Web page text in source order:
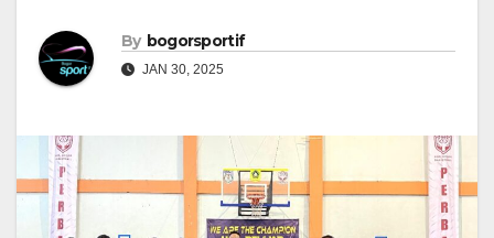
By bogorsportif
JAN 30, 2025